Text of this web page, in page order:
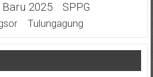
2025
SPPG
Tulungagung